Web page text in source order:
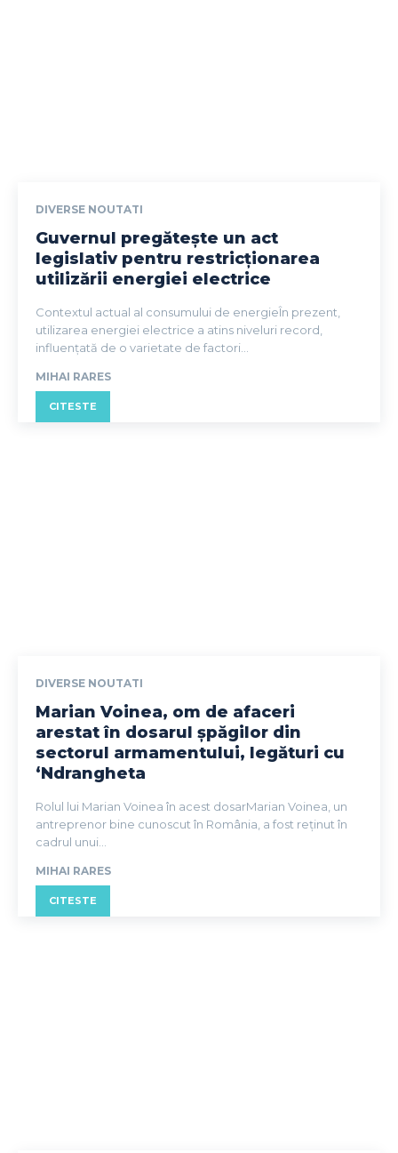
DIVERSE NOUTATI
Guvernul pregătește un act
legislativ pentru restricționarea
utilizării energiei electrice
Contextul actual al consumului de energieÎn prezent,
utilizarea energiei electrice a atins niveluri record,
influențată de o varietate de factori...
MIHAI RARES
CITESTE
DIVERSE NOUTATI
Marian Voinea, om de afaceri
arestat în dosarul șpăgilor din
sectorul armamentului, legături cu
‘Ndrangheta
Rolul lui Marian Voinea în acest dosarMarian Voinea, un
antreprenor bine cunoscut în România, a fost reținut în
cadrul unui...
MIHAI RARES
CITESTE